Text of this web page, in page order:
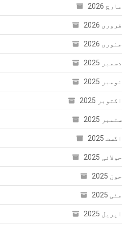
مارچ 2026
فروری 2026
جنوری 2026
دسمبر 2025
نومبر 2025
اکتوبر 2025
ستمبر 2025
اگست 2025
جولائی 2025
جون 2025
مئی 2025
اپریل 2025